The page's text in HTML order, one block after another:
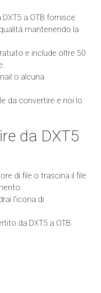
a OTB fornisce
mantenendo la
e include oltre 50
o alcuna
da convertire e noi lo
da DXT5
di file o trascina il file
l'icona di
da DXT5 a OTB.